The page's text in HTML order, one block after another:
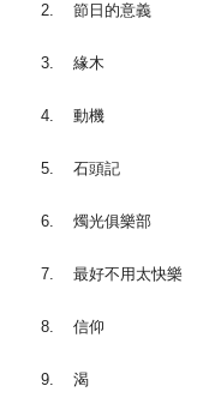
2. 節日的意義
3. 緣木
4. 動機
5. 石頭記
6. 燭光俱樂部
7. 最好不用太快樂
8. 信仰
9. 渴